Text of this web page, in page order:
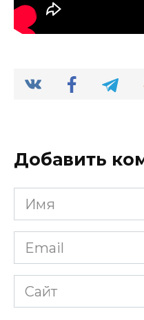
Добавить
Имя
*
Email
*
Сайт